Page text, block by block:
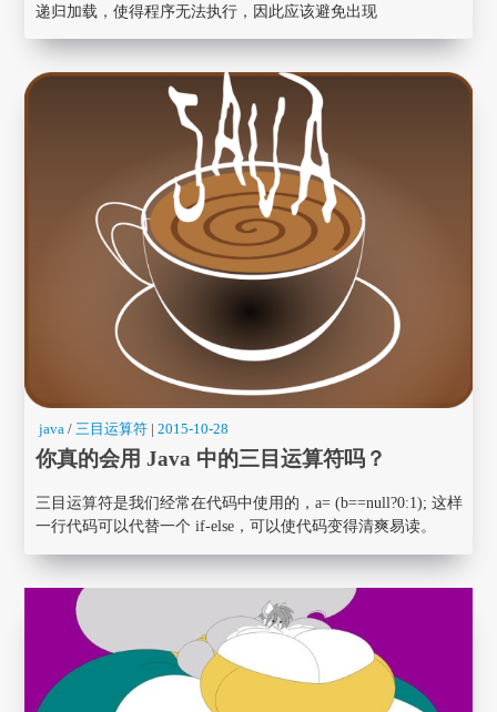
递归加载，使得程序无法执行，因此应该避免出现
java / 三目运算符 |2015-10-28
你真的会用 Java 中的三目运算符吗？
三目运算符是我们经常在代码中使用的，a= (b==null?0:1); 这样
一行代码可以代替一个 if-else，可以使代码变得清爽易读。